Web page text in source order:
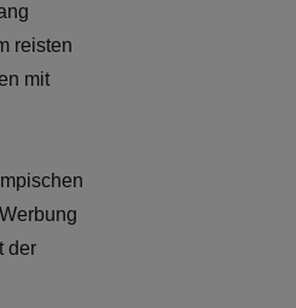
reisten
mit
der